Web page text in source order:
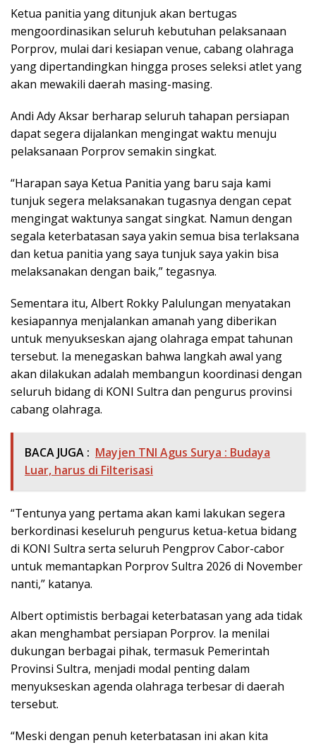
Ketua panitia yang ditunjuk akan bertugas
mengoordinasikan seluruh kebutuhan pelaksanaan
Porprov, mulai dari kesiapan venue, cabang olahraga
yang dipertandingkan hingga proses seleksi atlet yang
akan mewakili daerah masing-masing.
Andi Ady Aksar berharap seluruh tahapan persiapan
dapat segera dijalankan mengingat waktu menuju
pelaksanaan Porprov semakin singkat.
“Harapan saya Ketua Panitia yang baru saja kami
tunjuk segera melaksanakan tugasnya dengan cepat
mengingat waktunya sangat singkat. Namun dengan
segala keterbatasan saya yakin semua bisa terlaksana
dan ketua panitia yang saya tunjuk saya yakin bisa
melaksanakan dengan baik,” tegasnya.
Sementara itu, Albert Rokky Palulungan menyatakan
kesiapannya menjalankan amanah yang diberikan
untuk menyukseskan ajang olahraga empat tahunan
tersebut. Ia menegaskan bahwa langkah awal yang
akan dilakukan adalah membangun koordinasi dengan
seluruh bidang di KONI Sultra dan pengurus provinsi
cabang olahraga.
BACA JUGA : Mayjen TNI Agus Surya : Budaya
Luar, harus di Filterisasi
“Tentunya yang pertama akan kami lakukan segera
berkordinasi keseluruh pengurus ketua-ketua bidang
di KONI Sultra serta seluruh Pengprov Cabor-cabor
untuk memantapkan Porprov Sultra 2026 di November
nanti,” katanya.
Albert optimistis berbagai keterbatasan yang ada tidak
akan menghambat persiapan Porprov. Ia menilai
dukungan berbagai pihak, termasuk Pemerintah
Provinsi Sultra, menjadi modal penting dalam
menyukseskan agenda olahraga terbesar di daerah
tersebut.
“Meski dengan penuh keterbatasan ini akan kita